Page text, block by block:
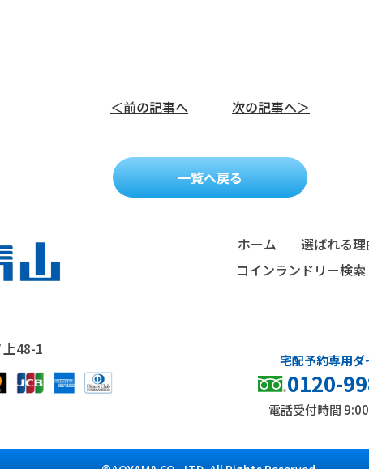
＜前の記事へ 次の記事へ＞
一覧へ戻る
48-1
ホーム 選ばれる理
コインランドリー検索
0120-
電話受付時間